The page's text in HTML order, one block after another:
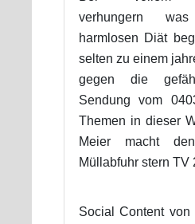
verhungern
harmlosen Diät
selten zu einem
gegen die
Sendung vom
Themen in dieser
Meier macht
Müllabfuhr stern TV
Social Content von